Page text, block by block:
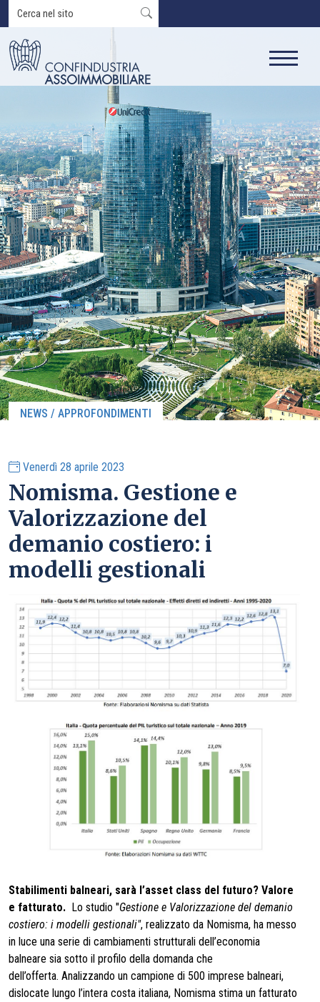
NEWS / APPROFONDIMENTI
Venerdì 28 aprile 2023
Nomisma. Gestione e
Valorizzazione del
demanio costiero: i
modelli gestionali
Stabilimenti balneari, sarà l’asset class del futuro? Valore
e fatturato. Lo studio "Gestione e Valorizzazione del demanio
costiero: i modelli gestionali", realizzato da Nomisma, ha messo
in luce una serie di cambiamenti strutturali dell’economia
balneare sia sotto il profilo della domanda che
dell’offerta. Analizzando un campione di 500 imprese balneari,
dislocate lungo l’intera costa italiana, Nomisma stima un fatturato